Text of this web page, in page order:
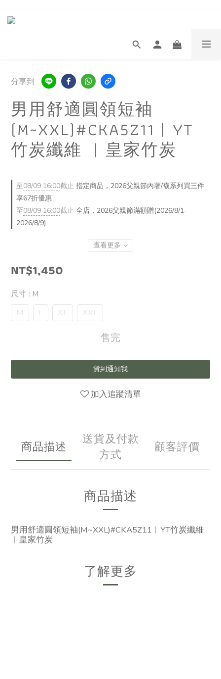
分享到
男用舒適圓領短袖
(M~XXL)#CKA5Z11︱YT
竹炭纖維 ︱皇家竹炭
至08/09 16:00截止 指定商品，2026父親節內著/襪系列買三件
享67折優惠
至08/09 16:00截止 全店，2026父親節滿額贈(2026/8/1-
2026/8/9)
查看更多
NT$1,450
尺寸 : M
M L XL XXL
售完
貨到通知我
加入追蹤清單
商品描述
送貨及付款
方式
顧客評價
商品描述
男用舒適圓領短袖(M~XXL)#CKA5Z11︱YT竹炭纖維
︱皇家竹炭
了解更多